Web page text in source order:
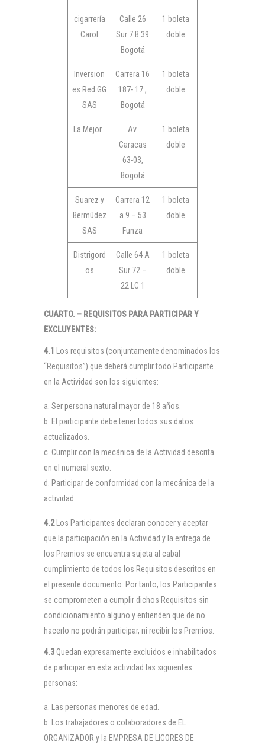
cigarrería
Carol
Calle 26
Sur 7 B 39
Bogotá
1 boleta
doble
Inversion
es Red GG
SAS
Carrera 16
187- 17 ,
Bogotá
1 boleta
doble
La Mejor
Av.
Caracas
63-03,
Bogotá
1 boleta
doble
Suarez y
Bermúdez
SAS
Carrera 12
a 9 – 53
Funza
1 boleta
doble
Distrigord
os
Calle 64 A
Sur 72 –
22 LC 1
1 boleta
doble
CUARTO. – REQUISITOS PARA PARTICIPAR Y
EXCLUYENTES:
4.1
Los requisitos (conjuntamente denominados los
“Requisitos”) que deberá cumplir todo Participante
en la Actividad son los siguientes:
Ser persona natural mayor de 18 años.
El participante debe tener todos sus datos
actualizados.
Cumplir con la mecánica de la Actividad descrita
en el numeral sexto.
Participar de conformidad con la mecánica de la
actividad.
4.2Los Participantes declaran conocer y aceptar
que la participación en la Actividad y la entrega de
los Premios se encuentra sujeta al cabal
cumplimiento de todos los Requisitos descritos en
el presente documento. Por tanto, los Participantes
se comprometen a cumplir dichos Requisitos sin
condicionamiento alguno y entienden que de no
hacerlo no podrán participar, ni recibir los Premios.
4.3 Quedan expresamente excluidos e inhabilitados
de participar en esta actividad las siguientes
personas:
Las personas menores de edad.
Los trabajadores o colaboradores de EL
ORGANIZADOR y la EMPRESA DE LICORES DE